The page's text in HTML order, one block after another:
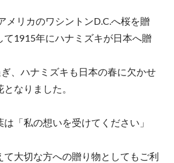
メリカのワシントンD.C.へ桜を贈
て1915年にハナミズキが日本へ贈
、ハナミズキも日本の春に欠かせ
なりました。
「私の想いを受けてください」
て大切な方への贈り物としてもご利